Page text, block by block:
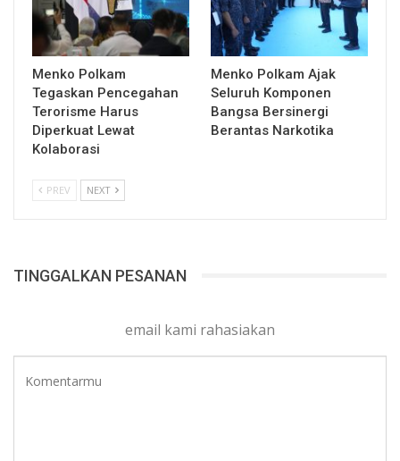
Menko Polkam
Tegaskan Pencegahan
Terorisme Harus
Diperkuat Lewat
Kolaborasi
Menko Polkam Ajak
Seluruh Komponen
Bangsa Bersinergi
Berantas Narkotika
PREV NEXT
TINGGALKAN PESANAN
email kami rahasiakan